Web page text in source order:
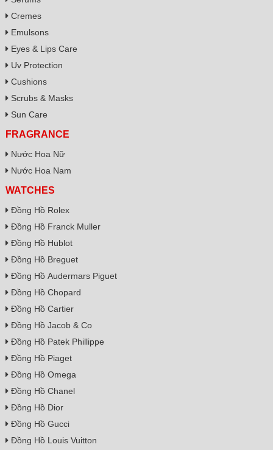
Cremes
Emulsons
Eyes & Lips Care
Uv Protection
Cushions
Scrubs & Masks
Sun Care
FRAGRANCE
Nước Hoa Nữ
Nước Hoa Nam
WATCHES
Đồng Hồ Rolex
Đồng Hồ Franck Muller
Đồng Hồ Hublot
Đồng Hồ Breguet
Đồng Hồ Audermars Piguet
Đồng Hồ Chopard
Đồng Hồ Cartier
Đồng Hồ Jacob & Co
Đồng Hồ Patek Phillippe
Đồng Hồ Piaget
Đồng Hồ Omega
Đồng Hồ Chanel
Đồng Hồ Dior
Đồng Hồ Gucci
Đồng Hồ Louis Vuitton